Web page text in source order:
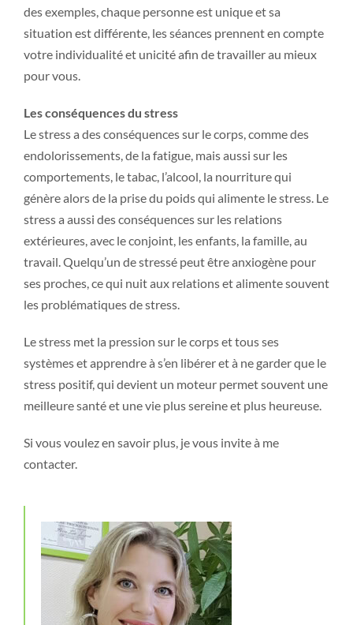
des exemples, chaque personne est unique et sa
situation est différente, les séances prennent en compte
votre individualité et unicité afin de travailler au mieux
pour vous.
Les conséquences du stress
Le stress a des conséquences sur le corps, comme des
endolorissements, de la fatigue, mais aussi sur les
comportements, le tabac, l’alcool, la nourriture qui
génère alors de la prise du poids qui alimente le stress. Le
stress a aussi des conséquences sur les relations
extérieures, avec le conjoint, les enfants, la famille, au
travail. Quelqu’un de stressé peut être anxiogène pour
ses proches, ce qui nuit aux relations et alimente souvent
les problématiques de stress.
Le stress met la pression sur le corps et tous ses
systèmes et apprendre à s’en libérer et à ne garder que le
stress positif, qui devient un moteur permet souvent une
meilleure santé et une vie plus sereine et plus heureuse.
Si vous voulez en savoir plus, je vous invite à me
contacter.